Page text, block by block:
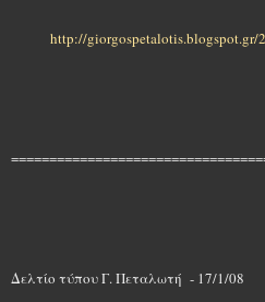
http://
Δελτίο τύπου Γ. Πεταλωτή - 17/1/08